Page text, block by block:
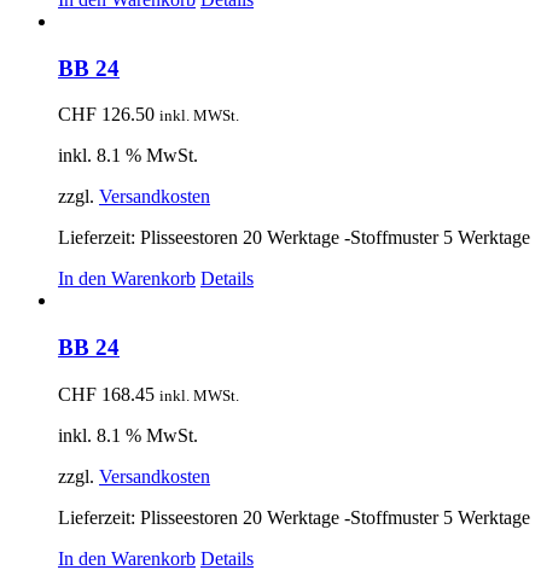
BB 24
CHF 126.50 inkl. MWSt.
inkl. 8.1 % MwSt.
zzgl. Versandkosten
Lieferzeit: Plisseestoren 20 Werktage -Stoffmuster 5 Werktage
In den Warenkorb Details
BB 24
CHF 168.45 inkl. MWSt.
inkl. 8.1 % MwSt.
zzgl. Versandkosten
Lieferzeit: Plisseestoren 20 Werktage -Stoffmuster 5 Werktage
In den Warenkorb Details